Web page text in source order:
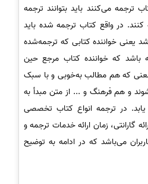
ترجمه می‌کنند باید بتوانند ترجمه
کنند. در واقع کتاب ترجمه‌ شده باید
یعنی خواننده کتابی که ترجمه‌شده
باشد که خواننده کتاب مرجع حین
که هم مطالب به‌خوبی و با سبک
و هم فرهنگ و ... از متن مبدأ به
در ترجمه انواع کتاب تخصصی
گارانتی، زمان ارائه خدمات ترجمه و
می‌باشد که در ادامه به توضیح